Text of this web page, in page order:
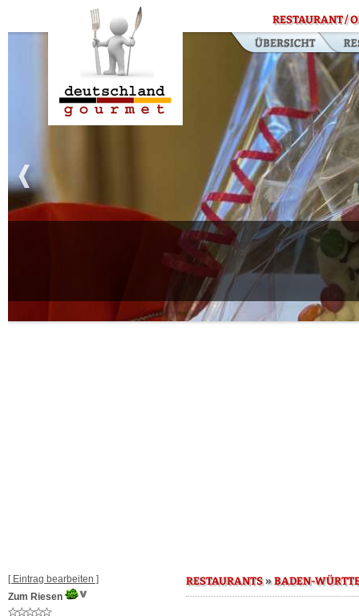
RESTAURANT /
[ Eintrag bearbeiten ]
Zum Riesen
RESTAURANTS»BADEN-